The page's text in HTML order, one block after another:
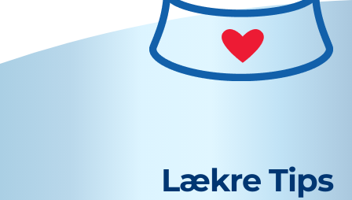
Lækre Tips